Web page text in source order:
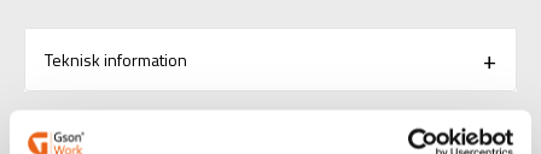
Teknisk information